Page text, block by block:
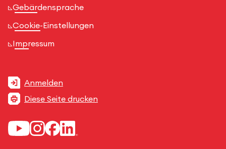
Gebärdensprache
Cookie-Einstellungen
Impressum
Anmelden
Diese Seite drucken